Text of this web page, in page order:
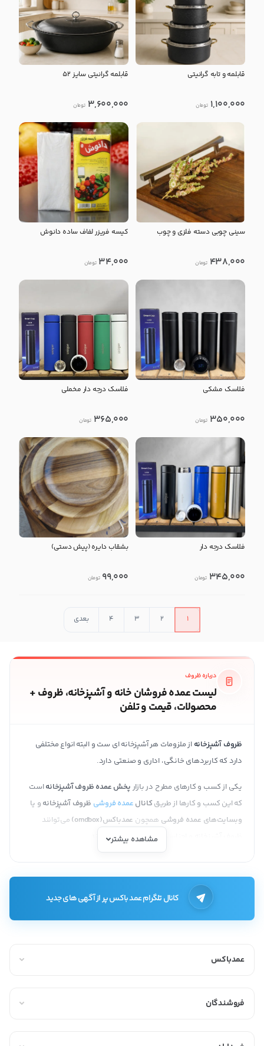
قابلمه و تابه گرانیتی
1,100,000 تومان
قابلمه گرانیتی سایز 52
3,600,000 تومان
سینی چوبی دسته فلزی و چوب
438,000 تومان
کیسه فریزر لفاف ساده دانوش
34,000 تومان
فلاسک مشکی
350,000 تومان
فلاسک درجه دار مخملی
365,000 تومان
فلاسک درجه دار
345,000 تومان
بشقاب دایره (پیش دستی)
99,000 تومان
1
2
3
4 بعدی
درباره ظروف
لیست عمده فروشان خانه و آشپزخانه، ظروف +
محصولات، قیمت و تلفن
ظروف آشپزخانهاز ملزومات هر آشپزخانه ای ست و البتهانواع مختلفی
دارد که کاربردهای خانگی، اداری و صنعتی دارد.
یکی از کسب و کارهای مطرح در بازار پخش عمده ظروف آشپزخانهاست
که این کسب و کارها از طریق کانال عمده فروشی ظروف آشپزخانه و یا
وبسایت‌های عمده فروشی همچون عمدباکس(omdbox)
می‌توانند
ظروف آشپزخانه و اجناس خود را به فروش برسانند.
ظروف آشپزخانه یکی از اجزای اساسی در هر خانه است که برای پخت و پز
غذاها و نگهداری مواد غذایی استفاده می‌شود. این ظروف به صورت
متنوع و در اندازه‌ها و اشکال مختلف در دسترس هستند. انواع ظروفی
عبارتنداز:
ظروف پلاستیکی
مشاهده بیشتر
کانال تلگرام عمد باکس پر از آگهی های جدید
عمدباکس
فروشندگان